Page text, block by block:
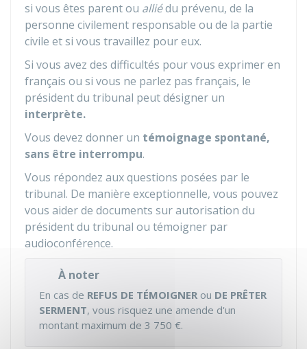
si vous êtes parent ou alliédu prévenu, de la
personne civilement responsable ou de la partie
civile et si vous travaillez pour eux.
Si vous avez des difficultés pour vous exprimer en
français ou si vous ne parlez pas français, le
président du tribunal peut désigner un
interprète.
Vous devez donner un témoignage spontané,
sans être interrompu.
Vous répondez aux questions posées par le
tribunal. De manière exceptionnelle, vous pouvez
vous aider de documents sur autorisation du
président du tribunal ou témoigner par
audioconférence.
À noter
En cas de REFUS DE TÉMOIGNER ou DE PRÊTER
SERMENT, vous risquez une amende d'un
montant maximum de 3 750 €.